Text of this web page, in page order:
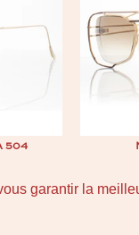
garantir la
garantir la
504